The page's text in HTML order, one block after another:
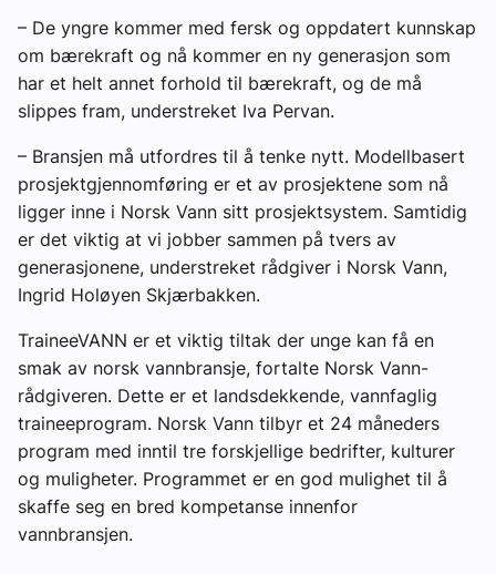
– De yngre kommer med fersk og oppdatert kunnskap
om bærekraft og nå kommer en ny generasjon som
har et helt annet forhold til bærekraft, og de må
slippes fram, understreket Iva Pervan.
– Bransjen må utfordres til å tenke nytt. Modellbasert
prosjektgjennomføring er et av prosjektene som nå
ligger inne i Norsk Vann sitt prosjektsystem. Samtidig
er det viktig at vi jobber sammen på tvers av
generasjonene, understreket rådgiver i Norsk Vann,
Ingrid Holøyen Skjærbakken.
TraineeVANN er et viktig tiltak der unge kan få en
smak av norsk vannbransje, fortalte Norsk Vann-
rådgiveren. Dette er et landsdekkende, vannfaglig
traineeprogram. Norsk Vann tilbyr et 24 måneders
program med inntil tre forskjellige bedrifter, kulturer
og muligheter. Programmet er en god mulighet til å
skaffe seg en bred kompetanse innenfor
vannbransjen.